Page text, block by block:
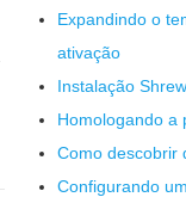
Expandindo o
ativação
Instalação
Homologando a
Como descobrir
Configurando